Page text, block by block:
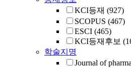
KCI등재 (927)
SCOPUS (467)
ESCI (465)
KCI등재후보
학술지명
Journal of